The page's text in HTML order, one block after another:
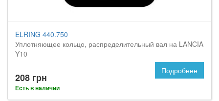
ELRING 440.750
Уплотняющее кольцо, распределительный вал на LANCIA
Y10
208 грн
Есть в наличии
Подробнее